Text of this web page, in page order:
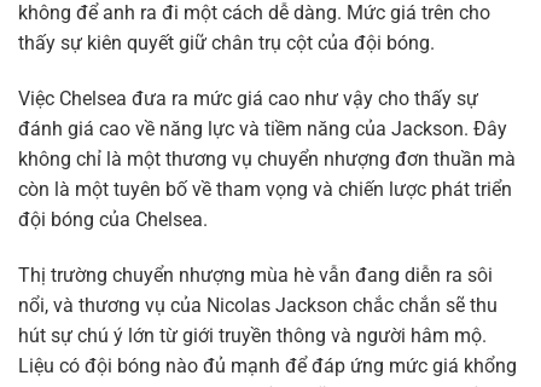
không để anh ra đi một cách dễ dàng. Mức giá trên cho
thấy sự kiên quyết giữ chân trụ cột của đội bóng.
Việc Chelsea đưa ra mức giá cao như vậy cho thấy sự
đánh giá cao về năng lực và tiềm năng của Jackson. Đây
không chỉ là một thương vụ chuyển nhượng đơn thuần mà
còn là một tuyên bố về tham vọng và chiến lược phát triển
đội bóng của Chelsea.
Thị trường chuyển nhượng mùa hè vẫn đang diễn ra sôi
nổi, và thương vụ của Nicolas Jackson chắc chắn sẽ thu
hút sự chú ý lớn từ giới truyền thông và người hâm mộ.
Liệu có đội bóng nào đủ mạnh để đáp ứng mức giá khổng